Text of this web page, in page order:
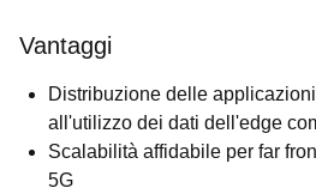
Vantaggi
Distribuzione delle
all'utilizzo dei dati dell'edge
Scalabilità affidabile per far
5G